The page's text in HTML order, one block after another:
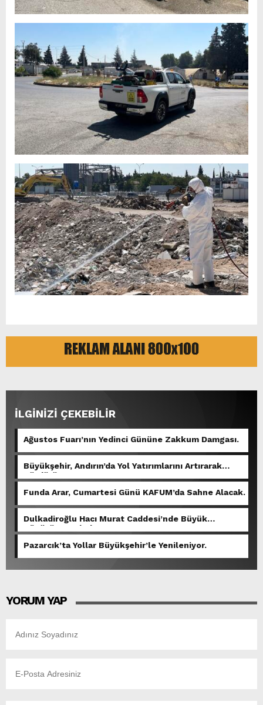
İLGİNİZİ ÇEKEBİLİR
Ağustos Fuarı’nın Yedinci Gününe Zakkum Damgası.
Büyükşehir, Andırın’da Yol Yatırımlarını Artırarak
Sürdürüyor.
Funda Arar, Cumartesi Günü KAFUM’da Sahne Alacak.
Dulkadiroğlu Hacı Murat Caddesi’nde Büyük
Dönüşüm Başladı.
Pazarcık’ta Yollar Büyükşehir’le Yenileniyor.
YORUM YAP